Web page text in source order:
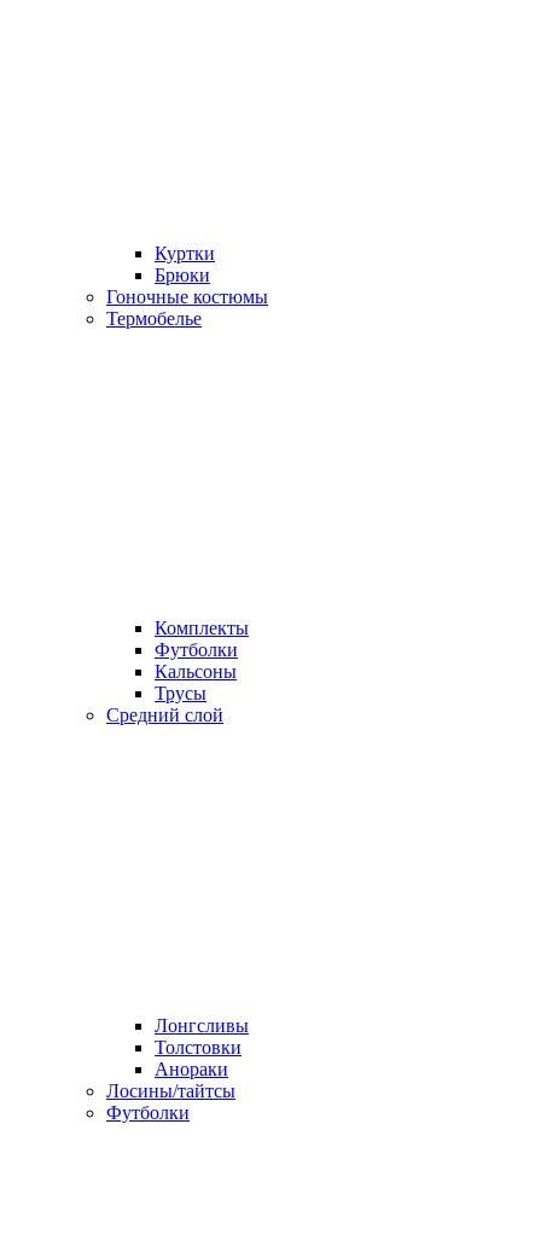
Куртки
Брюки
Гоночные костюмы
Термобелье
Комплекты
Футболки
Кальсоны
Трусы
Средний слой
Лонгсливы
Толстовки
Анораки
Лосины/тайтсы
Футболки